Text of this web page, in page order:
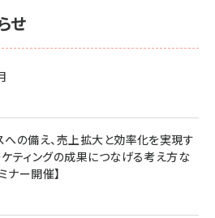
せ
への備え、売上拡大と効率化を実現す
ケティングの成果につなげる考え方な
ナー開催】